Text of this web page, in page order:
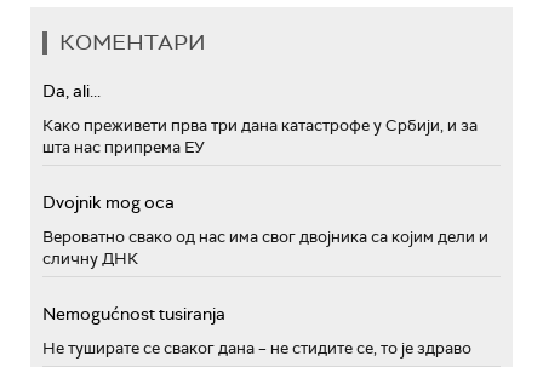
КОМЕНТАРИ
Da, ali...
Како преживети прва три дана катастрофе у Србији, и за
шта нас припрема ЕУ
Dvojnik mog oca
Вероватно свако од нас има свог двојника са којим дели и
сличну ДНК
Nemogućnost tusiranja
Не туширате се сваког дана – не стидите се, то је здраво